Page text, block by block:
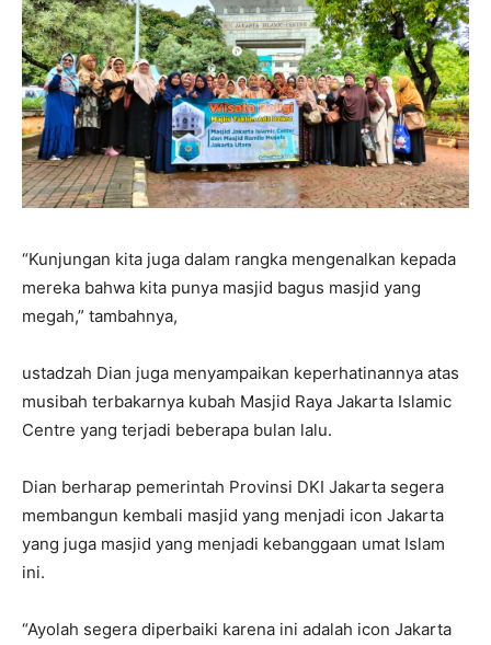
“Kunjungan kita juga dalam rangka mengenalkan kepada
mereka bahwa kita punya masjid bagus masjid yang
megah,” tambahnya,
ustadzah Dian juga menyampaikan keperhatinannya atas
musibah terbakarnya kubah Masjid Raya Jakarta Islamic
Centre yang terjadi beberapa bulan lalu.
Dian berharap pemerintah Provinsi DKI Jakarta segera
membangun kembali masjid yang menjadi icon Jakarta
yang juga masjid yang menjadi kebanggaan umat Islam
ini.
“Ayolah segera diperbaiki karena ini adalah icon Jakarta